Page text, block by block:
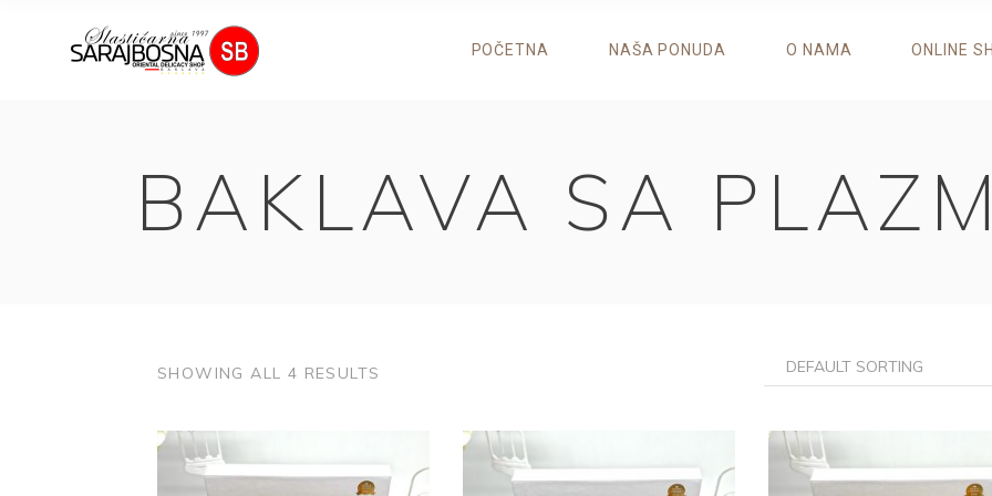
POČETNA NAŠA PONUDA O NAMA ONLINE
BAKLAVA SA
SHOWING ALL 4 RESULTS DEFAULT SORTING